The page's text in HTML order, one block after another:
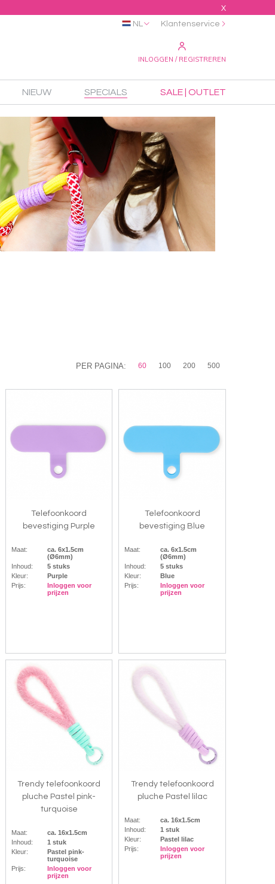
X
INLOGGEN / REGISTREREN
NL Klantenservice
NIEUW SPECIALS SALE | OUTLET
PER PAGINA: 60 100 200 500
Telefoonkoord
bevestiging Purple
Maat:
ca. 6x1.5cm
(Ø6mm)
Inhoud:
5 stuks
Kleur:
Purple
Prijs:
Inloggen voor
prijzen
Telefoonkoord
bevestiging Blue
Maat:
ca. 6x1.5cm
(Ø6mm)
Inhoud:
5 stuks
Kleur:
Blue
Prijs:
Inloggen voor
prijzen
Trendy telefoonkoord
pluche Pastel pink-
turquoise
Maat:
ca. 16x1.5cm
Inhoud:
1 stuk
Kleur:
Pastel pink-
turquoise
Prijs:
Inloggen voor
prijzen
Trendy telefoonkoord
pluche Pastel lilac
Maat:
ca. 16x1.5cm
Inhoud:
1 stuk
Kleur:
Pastel lilac
Prijs:
Inloggen voor
prijzen